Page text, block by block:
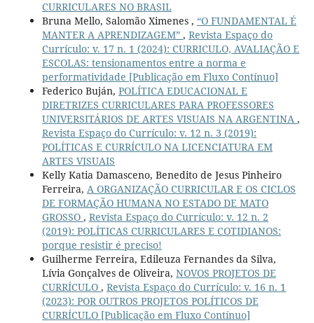
CURRICULARES NO BRASIL
Bruna Mello, Salomão Ximenes , “O FUNDAMENTAL É
MANTER A APRENDIZAGEM” , Revista Espaço do
Currículo: v. 17 n. 1 (2024): CURRICULO, AVALIAÇÃO E
ESCOLAS: tensionamentos entre a norma e
performatividade [Publicação em Fluxo Contínuo]
Federico Buján, POLÍTICA EDUCACIONAL E
DIRETRIZES CURRICULARES PARA PROFESSORES
UNIVERSITÁRIOS DE ARTES VISUAIS NA ARGENTINA ,
Revista Espaço do Currículo: v. 12 n. 3 (2019):
POLÍTICAS E CURRÍCULO NA LICENCIATURA EM
ARTES VISUAIS
Kelly Katia Damasceno, Benedito de Jesus Pinheiro
Ferreira, A ORGANIZAÇÃO CURRICULAR E OS CICLOS
DE FORMAÇÃO HUMANA NO ESTADO DE MATO
GROSSO , Revista Espaço do Currículo: v. 12 n. 2
(2019): POLÍTICAS CURRICULARES E COTIDIANOS:
porque resistir é preciso!
Guilherme Ferreira, Edileuza Fernandes da Silva,
Lívia Gonçalves de Oliveira, NOVOS PROJETOS DE
CURRÍCULO , Revista Espaço do Currículo: v. 16 n. 1
(2023): POR OUTROS PROJETOS POLÍTICOS DE
CURRÍCULO [Publicação em Fluxo Contínuo]